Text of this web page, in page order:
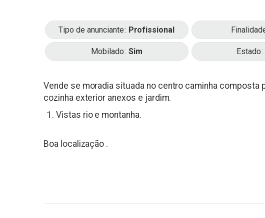
Tipo de anunciante Profissional
Mobilado Sim Estado
Vende se moradia situada no centro caminha composta
cozinha exterior anexos e jardim.
Vistas rio e montanha.
Boa localização .